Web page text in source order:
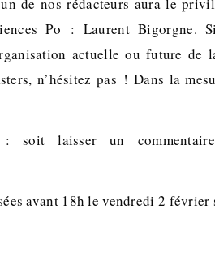
Po : Laurent Bigorgne.
actuelle ou future de
n’hésitez pas ! Dans la
: soit laisser un
avant 18h le vendredi 2 février